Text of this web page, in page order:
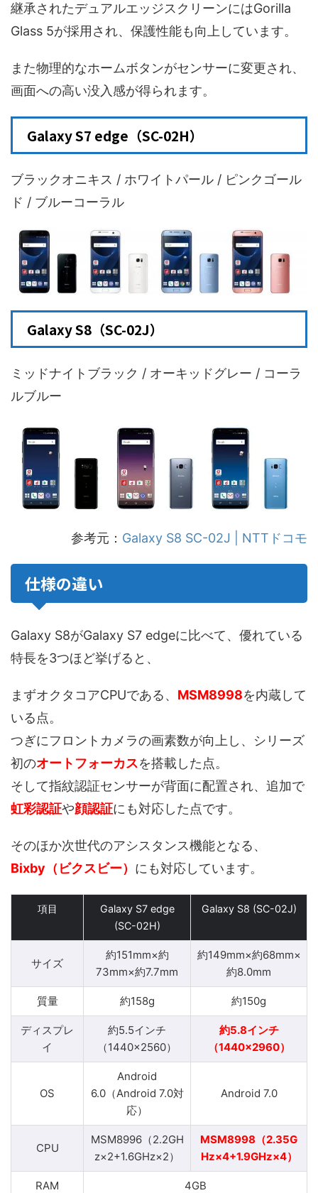
継承されたデュアルエッジスクリーンにはGorilla
Glass 5が採用され、保護性能も向上しています。
また物理的なホームボタンがセンサーに変更され、
画面への高い没入感が得られます。
Galaxy S7 edge（SC-02H）
ブラックオニキス / ホワイトパール / ピンクゴール
ド / ブルーコーラル
Galaxy S8（SC-02J）
ミッドナイトブラック / オーキッドグレー / コーラ
ルブルー
参考元： Galaxy S8 SC-02J | NTTドコモ
仕様の違い
Galaxy S8がGalaxy S7 edgeに比べて、優れている
特長を3つほど挙げると、
まずオクタコアCPUである、 MSM8998を内蔵して
いる点。
つぎにフロントカメラの画素数が向上し、シリーズ
初のオートフォーカスを搭載した点。
そして指紋認証センサーが背面に配置され、追加で
虹彩認証や顔認証にも対応した点です。
そのほか次世代のアシスタンス機能となる、
Bixby（ビクスビー） にも対応しています。
項目
Galaxy S7 edge
(SC-02H)
Galaxy S8 (SC-02J)
サイズ
約151mm×約
73mm×約7.7mm
約149mm×約68mm×
約8.0mm
質量 約158g 約150g
ディスプレ
イ
約5.5インチ
（1440×2560）
約5.8インチ
（1440×2960）
OS
Android
6.0（Android 7.0対
応）
Android 7.0
CPU
MSM8996（2.2GH
z×2+1.6GHz×2）
MSM8998（2.35G
Hz×4+1.9GHz×4）
RAM 4GB